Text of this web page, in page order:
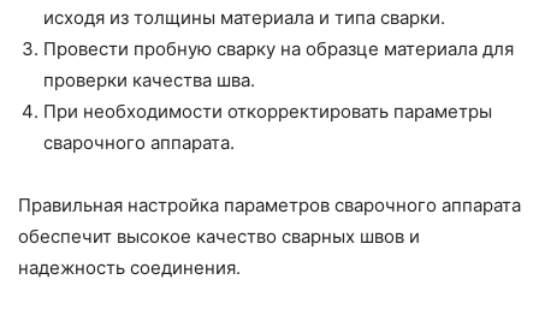
исходя из толщины материала и типа сварки.
Провести пробную сварку на образце материала для
проверки качества шва.
При необходимости откорректировать параметры
сварочного аппарата.
Правильная настройка параметров сварочного аппарата
обеспечит высокое качество сварных швов и
надежность соединения.